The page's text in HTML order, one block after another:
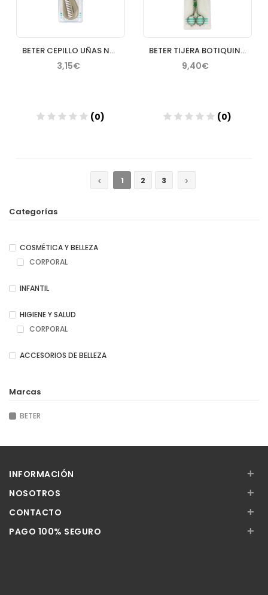
BETER CEPILLO UÑAS NYLON DOBLE ERGONÓMICO
3,15€
(0)
BETER TIJERA BOTIQUIN 125 CM
9,40€
(0)
1
2 3
Categorías
COSMÉTICA Y BELLEZA
CORPORAL
INFANTIL
HIGIENE Y SALUD
CORPORAL
ACCESORIOS DE BELLEZA
Marcas
BETER
INFORMACIÓN +
NOSOTROS +
CONTACTO +
PAGO 100% SEGURO +